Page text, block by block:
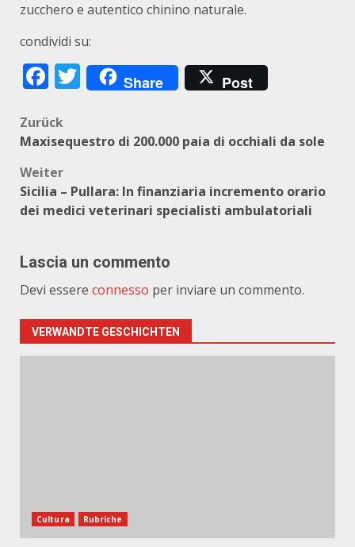
zucchero e autentico chinino naturale.
condividi su:
Facebook
Twitter
Share Post
Beitragsnavigation
Zurück
Maxisequestro di 200.000 paia di occhiali da sole
Weiter
Sicilia – Pullara: In finanziaria incremento orario
dei medici veterinari specialisti ambulatoriali
Lascia un commento
Devi essere connesso per inviare un commento.
VERWANDTE GESCHICHTEN
Cultura Rubriche